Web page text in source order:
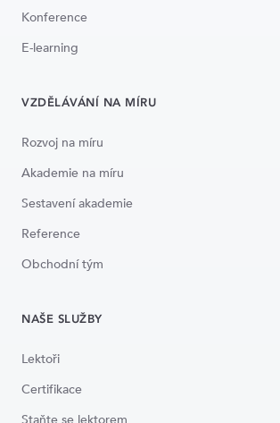
Konference
E-learning
VZDĚLÁVÁNÍ NA MÍRU
Rozvoj na míru
Akademie na míru
Sestavení akademie
Reference
Obchodní tým
NAŠE SLUŽBY
Lektoři
Certifikace